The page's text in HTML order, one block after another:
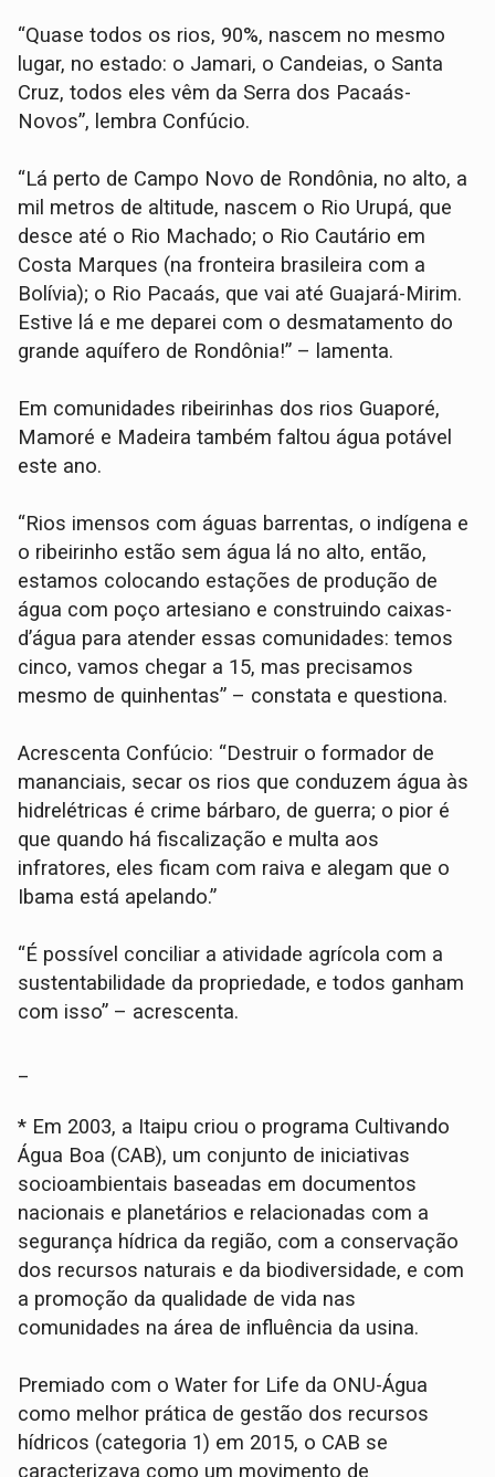
“Quase todos os rios, 90%, nascem no mesmo
lugar, no estado: o Jamari, o Candeias, o Santa
Cruz, todos eles vêm da Serra dos Pacaás-
Novos”, lembra Confúcio.
“Lá perto de Campo Novo de Rondônia, no alto, a
mil metros de altitude, nascem o Rio Urupá, que
desce até o Rio Machado; o Rio Cautário em
Costa Marques (na fronteira brasileira com a
Bolívia); o Rio Pacaás, que vai até Guajará-Mirim.
Estive lá e me deparei com o desmatamento do
grande aquífero de Rondônia!” – lamenta.
Em comunidades ribeirinhas dos rios Guaporé,
Mamoré e Madeira também faltou água potável
este ano.
“Rios imensos com águas barrentas, o indígena e
o ribeirinho estão sem água lá no alto, então,
estamos colocando estações de produção de
água com poço artesiano e construindo caixas-
d’água para atender essas comunidades: temos
cinco, vamos chegar a 15, mas precisamos
mesmo de quinhentas” – constata e questiona.
Acrescenta Confúcio: “Destruir o formador de
mananciais, secar os rios que conduzem água às
hidrelétricas é crime bárbaro, de guerra; o pior é
que quando há fiscalização e multa aos
infratores, eles ficam com raiva e alegam que o
Ibama está apelando.”
“É possível conciliar a atividade agrícola com a
sustentabilidade da propriedade, e todos ganham
com isso” – acrescenta.
* Em 2003, a Itaipu criou o programa Cultivando
Água Boa (CAB), um conjunto de iniciativas
socioambientais baseadas em documentos
nacionais e planetários e relacionadas com a
segurança hídrica da região, com a conservação
dos recursos naturais e da biodiversidade, e com
a promoção da qualidade de vida nas
comunidades na área de influência da usina.
Premiado com o Water for Life da ONU-Água
como melhor prática de gestão dos recursos
hídricos (categoria 1) em 2015, o CAB se
caracterizava como um movimento de